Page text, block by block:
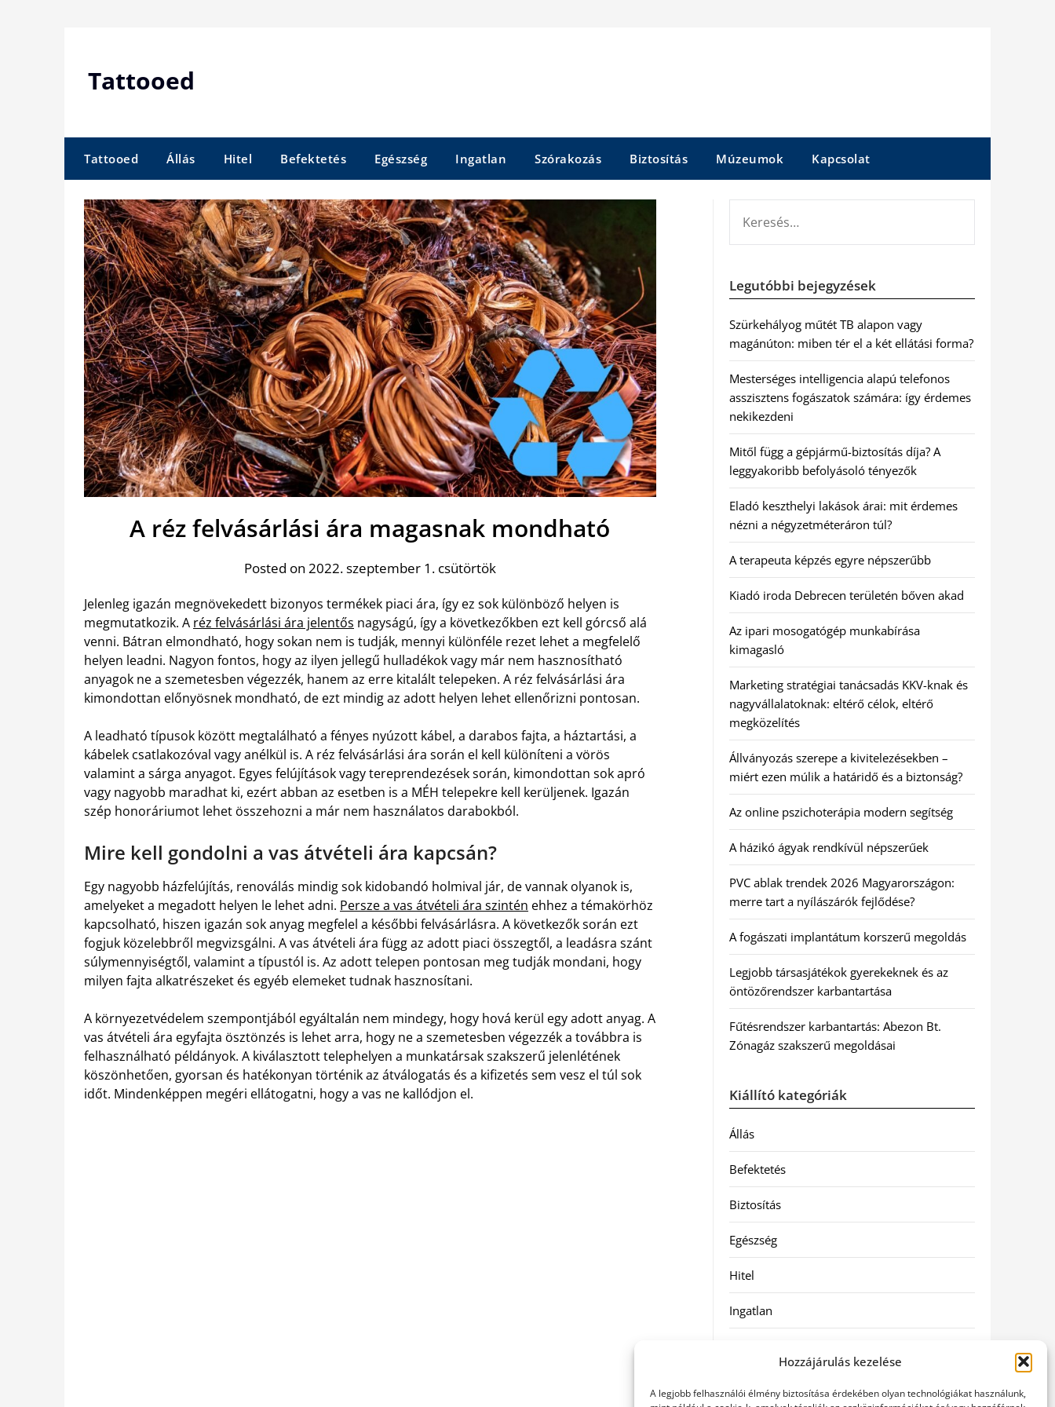
Hozzájárulás kezelése
A legjobb felhasználói élmény biztosítása érdekében olyan technológiákat használunk,
Tattooed
Tattooed Állás Hitel Befektetés Egészség Ingatlan Szórakozás Biztosítás Múzeumok Kapcsolat
A réz felvásárlási ára magasnak mondható
Posted on 2022. szeptember 1. csütörtök
Jelenleg igazán megnövekedett bizonyos termékek piaci ára, így ez sok különböző helyen is
megmutatkozik. A réz felvásárlási ára jelentős nagyságú, így a következőkben ezt kell górcső alá
venni. Bátran elmondható, hogy sokan nem is tudják, mennyi különféle rezet lehet a megfelelő
helyen leadni. Nagyon fontos, hogy az ilyen jellegű hulladékok vagy már nem hasznosítható
anyagok ne a szemetesben végezzék, hanem az erre kitalált telepeken. A réz felvásárlási ára
kimondottan előnyösnek mondható, de ezt mindig az adott helyen lehet ellenőrizni pontosan.
A leadható típusok között megtalálható a fényes nyúzott kábel, a darabos fajta, a háztartási, a
kábelek csatlakozóval vagy anélkül is. A réz felvásárlási ára során el kell különíteni a vörös
valamint a sárga anyagot. Egyes felújítások vagy tereprendezések során, kimondottan sok apró
vagy nagyobb maradhat ki, ezért abban az esetben is a MÉH telepekre kell kerüljenek. Igazán
szép honoráriumot lehet összehozni a már nem használatos darabokból.
Mire kell gondolni a vas átvételi ára kapcsán?
Egy nagyobb házfelújítás, renoválás mindig sok kidobandó holmival jár, de vannak olyanok is,
amelyeket a megadott helyen le lehet adni. Persze a vas átvételi ára szintén ehhez a témakörhöz
kapcsolható, hiszen igazán sok anyag megfelel a későbbi felvásárlásra. A következők során ezt
fogjuk közelebbről megvizsgálni. A vas átvételi ára függ az adott piaci összegtől, a leadásra szánt
súlymennyiségtől, valamint a típustól is. Az adott telepen pontosan meg tudják mondani, hogy
milyen fajta alkatrészeket és egyéb elemeket tudnak hasznosítani.
A környezetvédelem szempontjából egyáltalán nem mindegy, hogy hová kerül egy adott anyag. A
vas átvételi ára egyfajta ösztönzés is lehet arra, hogy ne a szemetesben végezzék a továbbra is
felhasználható példányok. A kiválasztott telephelyen a munkatársak szakszerű jelenlétének
köszönhetően, gyorsan és hatékonyan történik az átválogatás és a kifizetés sem vesz el túl sok
időt. Mindenképpen megéri ellátogatni, hogy a vas ne kallódjon el.
Legutóbbi bejegyzések
Szürkehályog műtét TB alapon vagy
magánúton: miben tér el a két ellátási forma?
Mesterséges intelligencia alapú telefonos
asszisztens fogászatok számára: így érdemes
nekikezdeni
Mitől függ a gépjármű-biztosítás díja? A
leggyakoribb befolyásoló tényezők
Eladó keszthelyi lakások árai: mit érdemes
nézni a négyzetméteráron túl?
A terapeuta képzés egyre népszerűbb
Kiadó iroda Debrecen területén bőven akad
Az ipari mosogatógép munkabírása
kimagasló
Marketing stratégiai tanácsadás KKV-knak és
nagyvállalatoknak: eltérő célok, eltérő
megközelítés
Állványozás szerepe a kivitelezésekben –
miért ezen múlik a határidő és a biztonság?
Az online pszichoterápia modern segítség
A házikó ágyak rendkívül népszerűek
PVC ablak trendek 2026 Magyarországon:
merre tart a nyílászárók fejlődése?
A fogászati implantátum korszerű megoldás
Legjobb társasjátékok gyerekeknek és az
öntözőrendszer karbantartása
Fűtésrendszer karbantartás: Abezon Bt.
Zónagáz szakszerű megoldásai
Kiállító kategóriák
Állás
Befektetés
Biztosítás
Egészség
Hitel
Ingatlan